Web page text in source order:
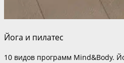
Йога и пилатес
10 видов программ Mind&Body.